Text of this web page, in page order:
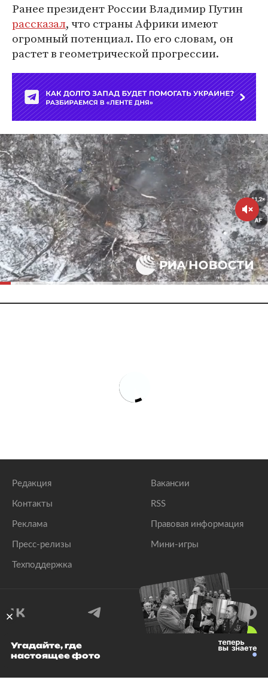
Ранее президент России Владимир Путин
рассказал, что страны Африки имеют
огромный потенциал. По его словам, он
растет в геометрической прогрессии.
Редакция
Контакты
Реклама
Пресс-релизы
Техподдержка
Вакансии
RSS
Правовая информация
Мини-игры
© 1999–2026 Все права защищены.
Угадайте, где
настоящее фото